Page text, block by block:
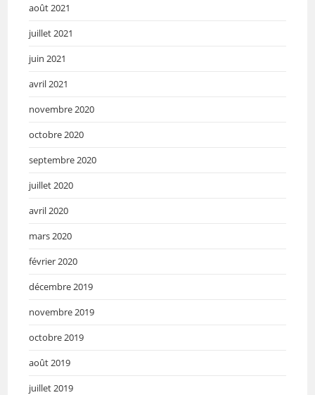
août 2021
juillet 2021
juin 2021
avril 2021
novembre 2020
octobre 2020
septembre 2020
juillet 2020
avril 2020
mars 2020
février 2020
décembre 2019
novembre 2019
octobre 2019
août 2019
juillet 2019